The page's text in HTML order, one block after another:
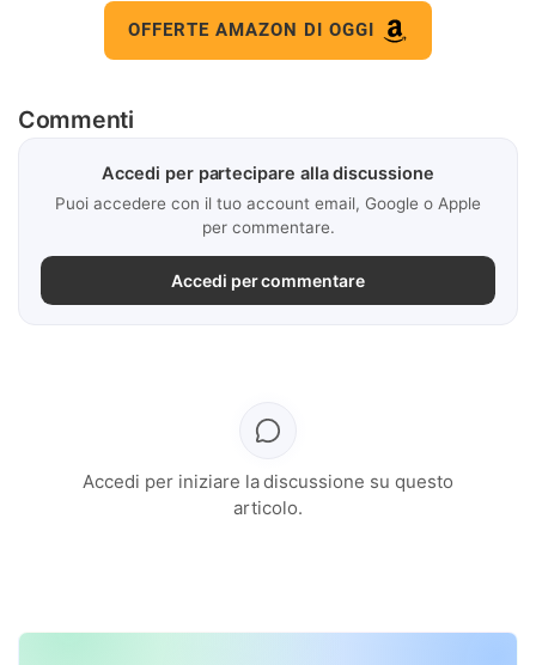
OFFERTE AMAZON DI OGGI
Commenti
Accedi per partecipare alla discussione
Puoi accedere con il tuo account email, Google o Apple
per commentare.
Accedi per commentare
Accedi per iniziare la discussione su questo
articolo.